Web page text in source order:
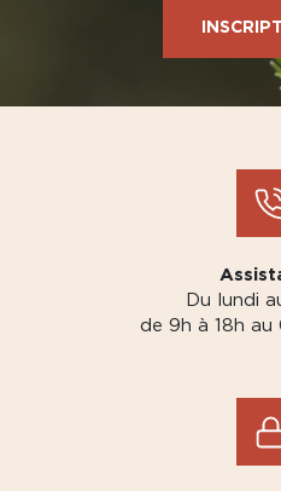
Du lundi
de 9h à 18h au